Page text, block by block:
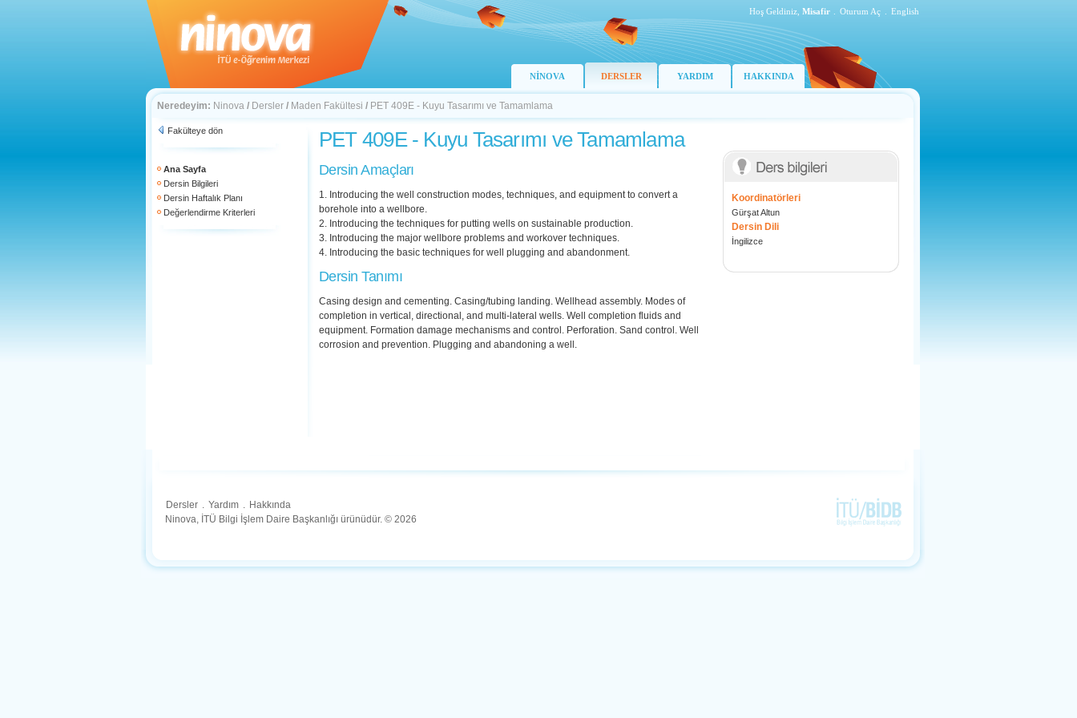
Hoş Geldiniz, Misafir Oturum Aç English
NİNOVA DERSLER YARDIM HAKKINDA
Neredeyim: Ninova / Dersler / Maden Fakültesi / PET 409E - Kuyu Tasarımı ve Tamamlama
Fakülteye dön
Ana Sayfa
Dersin Bilgileri
Dersin Haftalık Planı
Değerlendirme Kriterleri
PET 409E - Kuyu Tasarımı ve Tamamlama
Dersin Amaçları
1. Introducing the well construction modes, techniques, and equipment to convert a
borehole into a wellbore.
2. Introducing the techniques for putting wells on sustainable production.
3. Introducing the major wellbore problems and workover techniques.
4. Introducing the basic techniques for well plugging and abandonment.
Dersin Tanımı
Casing design and cementing. Casing/tubing landing. Wellhead assembly. Modes of
completion in vertical, directional, and multi-lateral wells. Well completion fluids and
equipment. Formation damage mechanisms and control. Perforation. Sand control. Well
corrosion and prevention. Plugging and abandoning a well.
Koordinatörleri
Gürşat Altun
Dersin Dili
İngilizce
Dersler . Yardım . Hakkında
Ninova, İTÜ Bilgi İşlem Daire Başkanlığı ürünüdür. © 2026